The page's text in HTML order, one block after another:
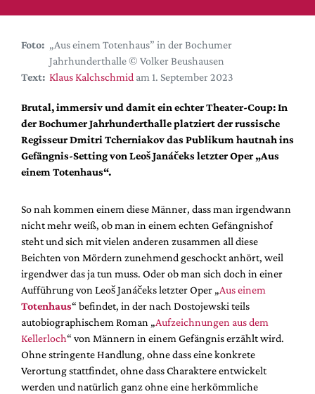
Alle Hefte
Leseproben
Podcast
Service
Shop / Abo
Newsletter
Autor:innen
Partner
Mediadaten
Suche
Foto: „Aus einem Totenhaus” in der Bochumer
Jahrhunderthalle © Volker Beushausen
Text: Klaus Kalchschmid am 1. September 2023
Brutal, immersiv und damit ein echter Theater-Coup: In
der Bochumer Jahrhunderthalle platziert der russische
Regisseur Dmitri Tcherniakov das Publikum hautnah ins
Gefängnis-Setting von Leoš Janáčeks letzter Oper „Aus
einem Totenhaus“.
So nah kommen einem diese Männer, dass man irgendwann
nicht mehr weiß, ob man in einem echten Gefängnishof
steht und sich mit vielen anderen zusammen all diese
Beichten von Mördern zunehmend geschockt anhört, weil
irgendwer das ja tun muss. Oder ob man sich doch in einer
Aufführung von Leoš Janáčeks letzter Oper „Aus einem
Totenhaus“ befindet, in der nach Dostojewski teils
autobiographischem Roman „Aufzeichnungen aus dem
Kellerloch“ von Männern in einem Gefängnis erzählt wird.
Ohne stringente Handlung, ohne dass eine konkrete
Verortung stattfindet, ohne dass Charaktere entwickelt
werden und natürlich ganz ohne eine herkömmliche